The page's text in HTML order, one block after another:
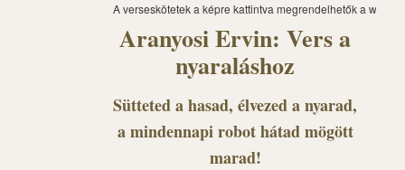
A verseskötetek a képre kattintva megrendelhetők a
Aranyosi Ervin: Vers a
nyaraláshoz
Sütteted a hasad, élvezed a nyarad,
a mindennapi robot hátad mögött
marad!